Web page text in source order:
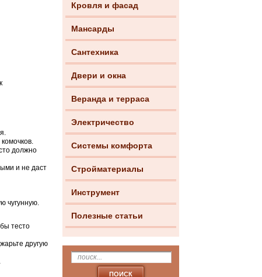
Кровля и фасад
Мансарды
Сантехника
Двери и окна
Веранда и терраса
Электричество
Системы комфорта
Стройматериалы
Инструмент
Полезные статьи
должно
и не даст
чугунную.
тесто
другую